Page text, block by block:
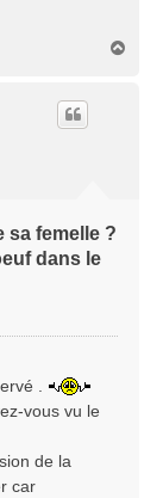
sa femelle ?
dans le
.
vous vu le
de la
car